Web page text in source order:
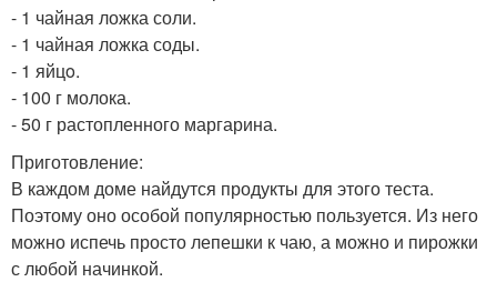
- 1 чайная ложка соли.
- 1 чайная ложка соды.
- 1 яйцo.
- 100 г молока.
- 50 г растопленного маргарина.
Приготовление:
В каждом доме найдутся продукты для этого теста.
Поэтому оно особой популярностью пользуется. Из него
можно испечь просто лепешки к чаю, а можно и пирожки
с любой начинкой.